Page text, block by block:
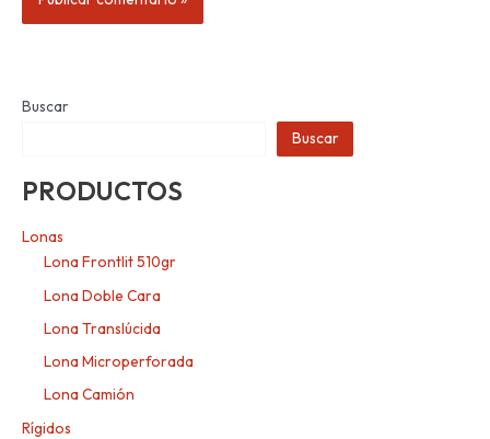
Buscar
Buscar
PRODUCTOS
Lonas
Lona Frontlit 510gr
Lona Doble Cara
Lona Translúcida
Lona Microperforada
Lona Camión
Rígidos